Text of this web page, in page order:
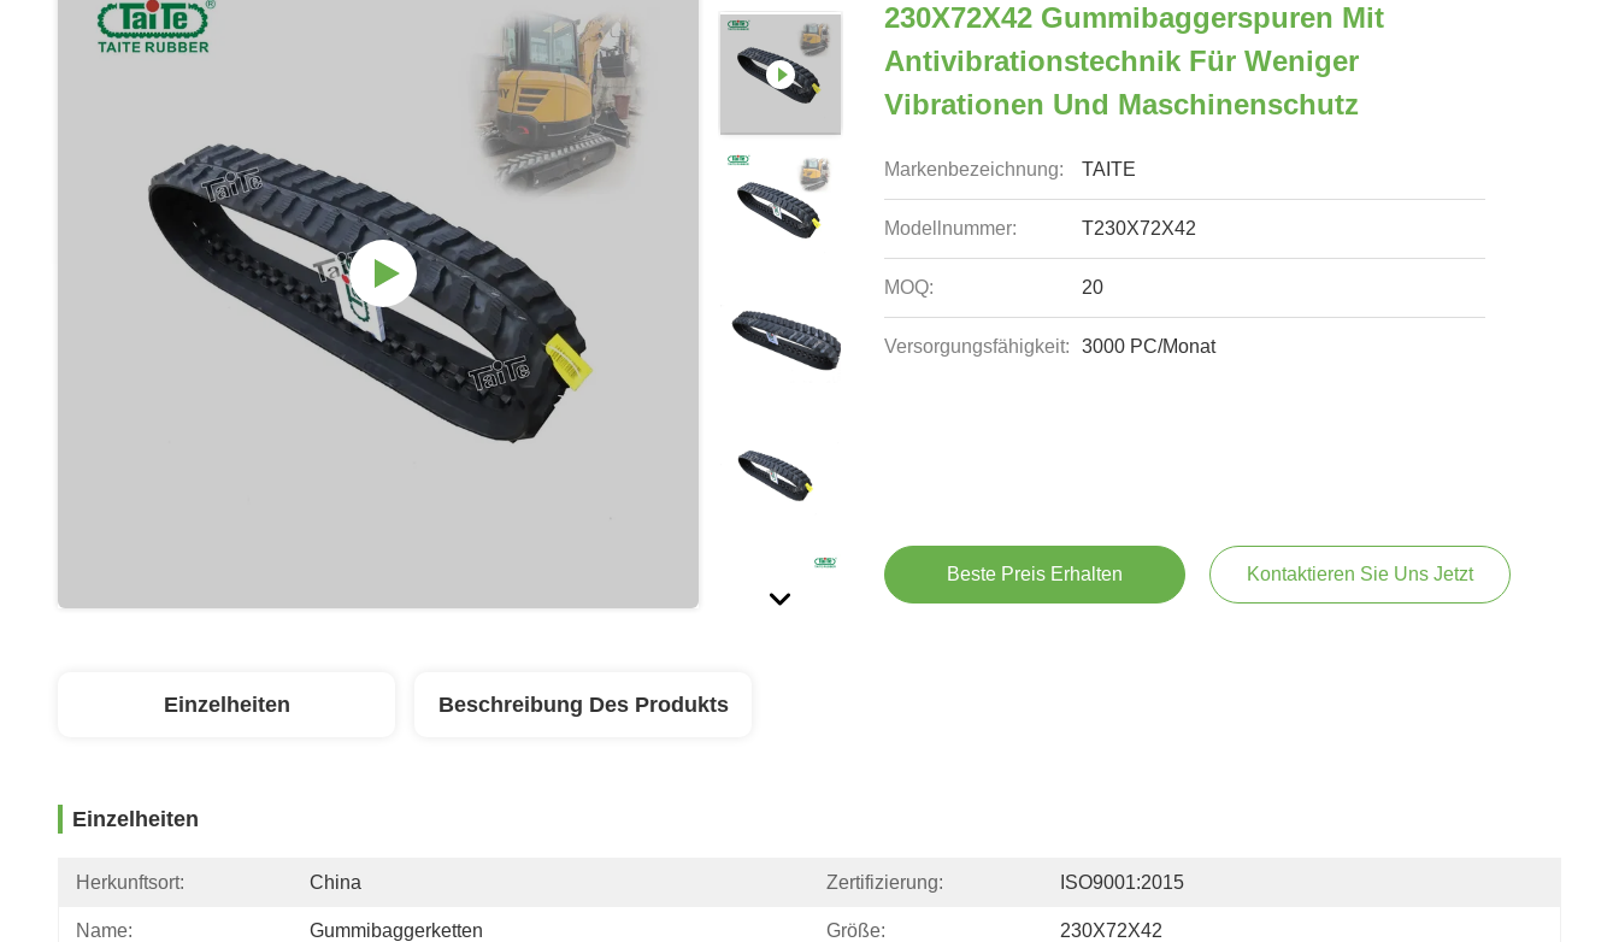
230X72X42 Gummibaggerspuren Mit
Antivibrationstechnik Für Weniger
Vibrationen Und Maschinenschutz
Markenbezeichnung: TAITE
Modellnummer: T230X72X42
MOQ: 20
Versorgungsfähigkeit: 3000 PC/Monat
Beste Preis Erhalten Kontaktieren Sie Uns Jetzt
Einzelheiten Beschreibung Des Produkts
Einzelheiten
Herkunftsort: China Zertifizierung: ISO9001:2015
Name: Gummibaggerketten Größe: 230X72X42